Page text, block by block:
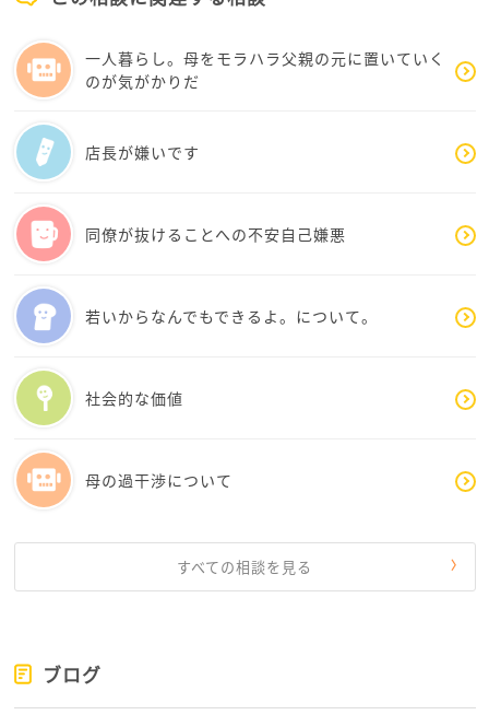
す。
そうすると、今までとは力の入れ方が全然違いますよ
ね。だから戸惑っておられるのではないでしょうか。
相手の立場になってみる。
ここから始めてみませんか?
上司の立場になってみると見えてくるもの、後輩の立
場になってみると見えてくるもの、営業の立場になっ
見えてくるもの。
そんな余裕ない!と思うかもしれませんが、今までと違
う物の見方をしてみる価値はあると思います。
あんまり考え込まずに、目の前の仕事をこなしなが
ら、頭の片隅で「これ◯◯の立場なら?」と時々思うだ
けで変わっていけるように思います。
一人暮らし。母をモラハラ父親の元に置いていく
のが気がかりだ
店長が嫌いです
同僚が抜けることへの不安自己嫌悪
若いからなんでもできるよ。について。
社会的な価値
母の過干渉について
すべての相談を見る
ブログ